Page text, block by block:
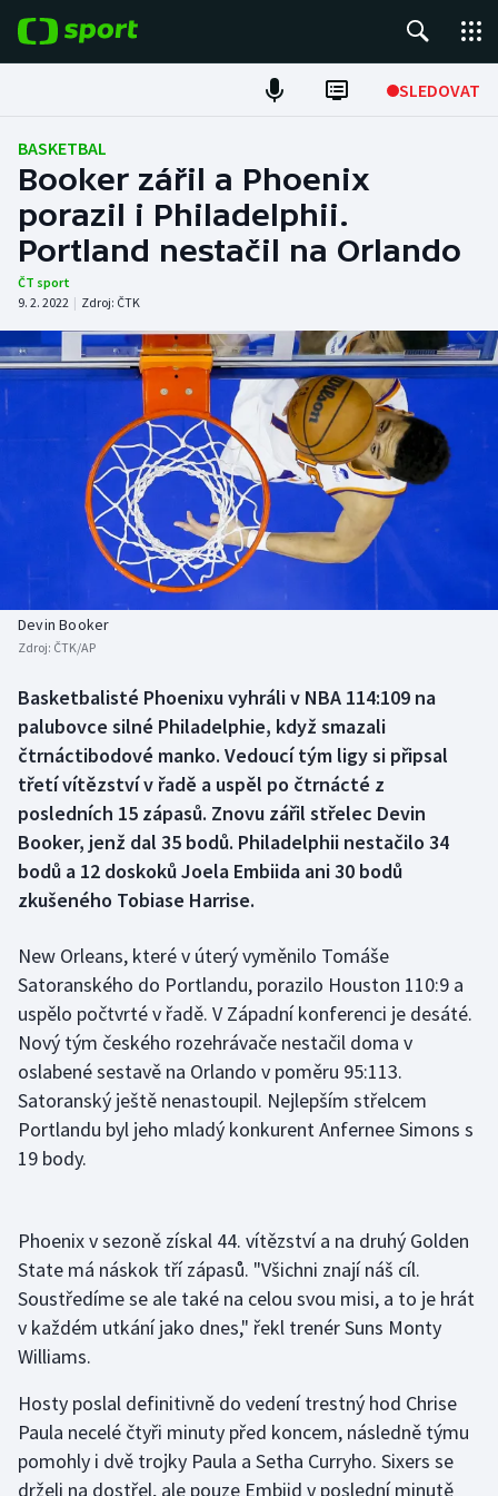
SLEDOVAT
Fotbal
Hokej
Tenis
Atletika
Cyklistika
Americký fotbal
Baseball a softbal
Basketbal
Biatlon
Box
Curling
Dostihy
Florbal
Golf
Gymnastika
Házená
Jezdectví
Krasobruslení
Lezení
Lyže a snowboard
Moderní pětiboj
Motorsport
NEPŘEHLÉDNĚTE
Soutěže
Historické návraty
Aplikace ČT sport
BASKETBAL
Booker zářil a Phoenix
porazil i Philadelphii.
Portland nestačil na Orlando
ČT sport
9. 2. 2022 | Zdroj: ČTK
Devin Booker
Zdroj: ČTK/AP
Basketbalisté Phoenixu vyhráli v NBA 114:109 na
palubovce silné Philadelphie, když smazali
čtrnáctibodové manko. Vedoucí tým ligy si připsal
třetí vítězství v řadě a uspěl po čtrnácté z
posledních 15 zápasů. Znovu zářil střelec Devin
Booker, jenž dal 35 bodů. Philadelphii nestačilo 34
bodů a 12 doskoků Joela Embiida ani 30 bodů
zkušeného Tobiase Harrise.
New Orleans, které v úterý vyměnilo Tomáše
Satoranského do Portlandu, porazilo Houston 110:9 a
uspělo počtvrté v řadě. V Západní konferenci je desáté.
Nový tým českého rozehrávače nestačil doma v
oslabené sestavě na Orlando v poměru 95:113.
Satoranský ještě nenastoupil. Nejlepším střelcem
Portlandu byl jeho mladý konkurent Anfernee Simons s
19 body.
Phoenix v sezoně získal 44. vítězství a na druhý Golden
State má náskok tří zápasů. "Všichni znají náš cíl.
Soustředíme se ale také na celou svou misi, a to je hrát
v každém utkání jako dnes," řekl trenér Suns Monty
Williams.
Hosty poslal definitivně do vedení trestný hod Chrise
Paula necelé čtyři minuty před koncem, následně týmu
pomohly i dvě trojky Paula a Setha Curryho. Sixers se
drželi na dostřel, ale pouze Embiid v poslední minutě